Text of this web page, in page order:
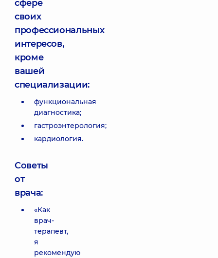
сфере
своих
профессиональных
интересов,
кроме
вашей
специализации:
функциональная
диагностика;
гастроэнтерология;
кардиология.
Советы
от
врача:
«Как
врач-
терапевт,
я
рекомендую